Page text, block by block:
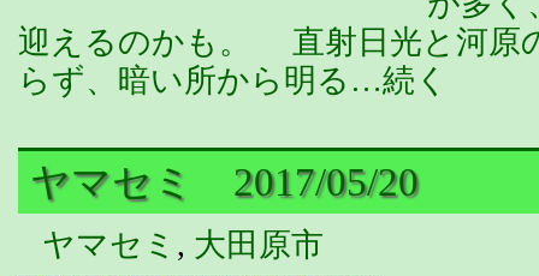
迎えるのかも。 直射日光と河原
らず、暗い所から明る…続く
ヤマセミ 2017/05/20
ヤマセミ , 大田原市